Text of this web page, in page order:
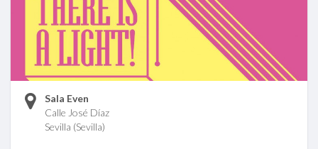
Sala Even
Calle José Díaz
Sevilla (Sevilla)